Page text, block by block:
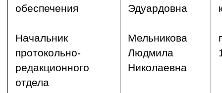
обеспечения
Эдуардовна
Начальник
протокольно-
редакционного
отдела
Мельникова
Людмила
Николаевна